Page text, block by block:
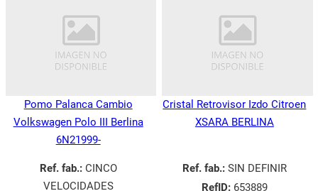
Pomo Palanca Cambio
Volkswagen Polo III Berlina
6N21999-
Ref. fab.:CINCO
VELOCIDADES
Cristal Retrovisor Izdo Citroen
XSARA BERLINA
Ref. fab.:SIN DEFINIR
RefID:653889